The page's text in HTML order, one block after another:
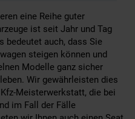
eine Reihe guter
ist seit Jahr und Tag
bedeutet auch, dass Sie
steigen können und
Modelle ganz sicher
Wir gewährleisten dies
Meisterwerkstatt, die bei
im Fall der Fälle